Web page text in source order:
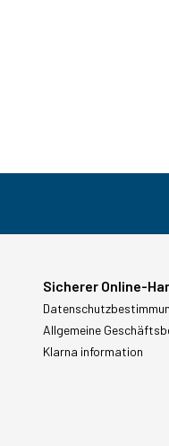
Sicherer Online-
Allgemeine
Klarna information